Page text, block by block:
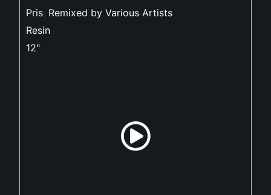
Pris, Remixed by Various Artists
Resin
12"